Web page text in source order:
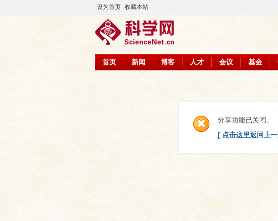
设为首页 收藏本站
首页 新闻 博客 人才 会议 基金
分享功能已关闭。
[ 点击这里返回上